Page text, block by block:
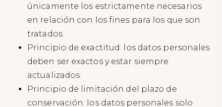
únicamente los estrictamente necesarios
en relación con los fines para los que son
tratados.
Principio de exactitud: los datos personales
deben ser exactos y estar siempre
actualizados.
Principio de limitación del plazo de
conservación: los datos personales solo